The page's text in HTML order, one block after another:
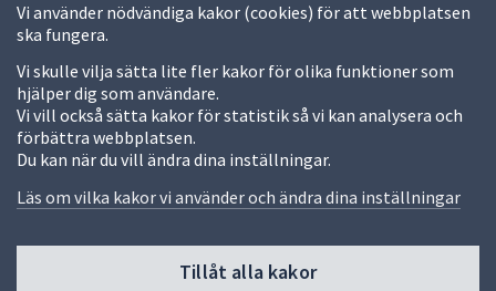
Vi använder nödvändiga kakor (cookies) för att webbplatsen
ska fungera.
Vi skulle vilja sätta lite fler kakor för olika funktioner som
hjälper dig som användare.
Vi vill också sätta kakor för statistik så vi kan analysera och
förbättra webbplatsen.
Du kan när du vill ändra dina inställningar.
Läs om vilka kakor vi använder och ändra dina inställningar
Tillåt alla kakor
Allmänna handlingar och diarium
Behandling av personuppgifter
Kakor
Språk (other languages)
Tillgänglighetsredogörelse
Fler sätt att följa oss